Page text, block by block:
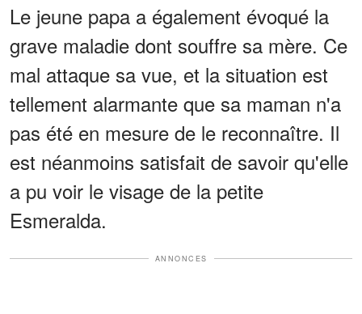
Le jeune papa a également évoqué la
grave maladie dont souffre sa mère. Ce
mal attaque sa vue, et la situation est
tellement alarmante que sa maman n'a
pas été en mesure de le reconnaître. Il
est néanmoins satisfait de savoir qu'elle
a pu voir le visage de la petite
Esmeralda.
ANNONCES